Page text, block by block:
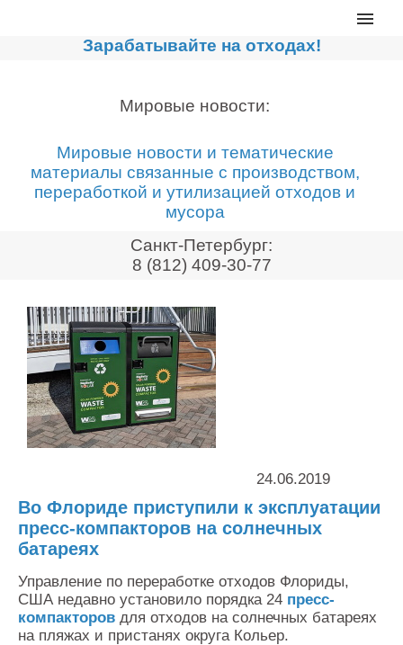
Главная
Сортировочные линии
Дробильное оборудование
Компакторы, контейнеры
Реализованные проекты
Видео
Новости компании
Мировые новости
О нас
Контакты
Оставить заявку
Зарабатывайте на отходах!
Мировые новости:
Мировые новости и тематические
материалы связанные с производством,
переработкой и утилизацией отходов и
мусора
Санкт-Петербург:
8 (812) 409-30-77
24.06.2019
Во Флориде приступили к эксплуатации
пресс-компакторов на солнечных
батареях
Управление по переработке отходов Флориды,
США недавно установило порядка 24 пресс-
компакторов для отходов на солнечных батареях
на пляжах и пристанях округа Кольер.